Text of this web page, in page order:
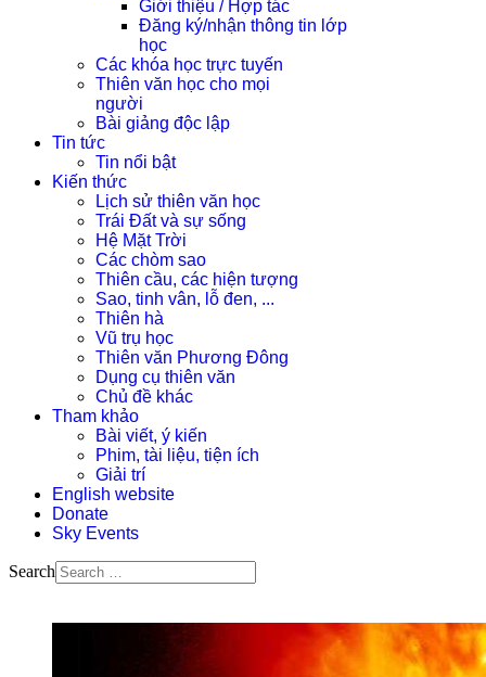
Giới thiệu / Hợp tác
Đăng ký/nhận thông tin lớp
học
Các khóa học trực tuyến
Thiên văn học cho mọi
người
Bài giảng độc lập
Tin tức
Tin nổi bật
Kiến thức
Lịch sử thiên văn học
Trái Đất và sự sống
Hệ Mặt Trời
Các chòm sao
Thiên cầu, các hiện tượng
Sao, tinh vân, lỗ đen, ...
Thiên hà
Vũ trụ học
Thiên văn Phương Đông
Dụng cụ thiên văn
Chủ đề khác
Tham khảo
Bài viết, ý kiến
Phim, tài liệu, tiện ích
Giải trí
English website
Donate
Sky Events
Search